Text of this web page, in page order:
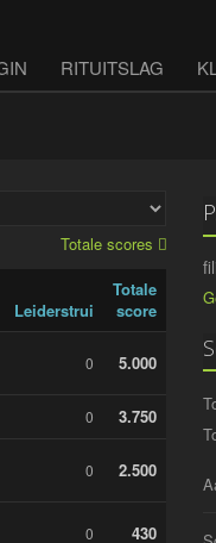
RITUITSLAG
Totale scores
Leiderstrui
Totale
score
0 5.000
0 3.750
0 2.500
0 430